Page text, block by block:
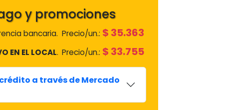
y promociones
bancaria. Precio/un.: $ 35.363
EN EL LOCAL. Precio/un.: $ 33.755
a través de Mercado